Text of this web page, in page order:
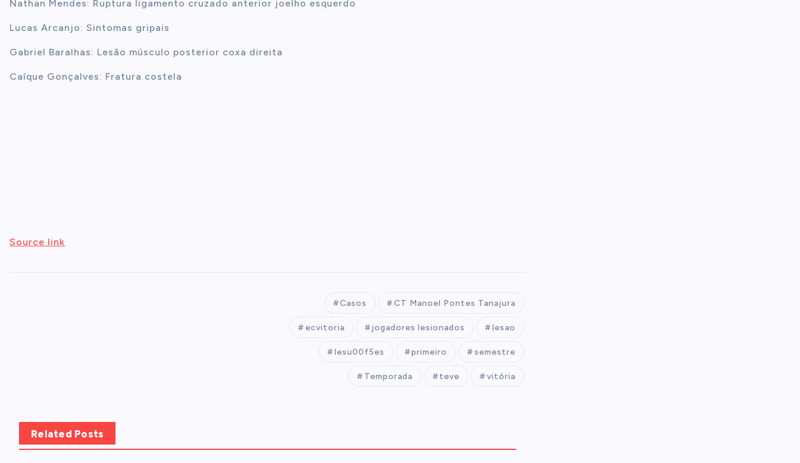
Nathan Mendes: Ruptura ligamento cruzado anterior joelho esquerdo
Lucas Arcanjo: Sintomas gripais
Gabriel Baralhas: Lesão músculo posterior coxa direita
Caíque Gonçalves: Fratura costela
Source link
Casos CT Manoel Pontes Tanajura
ecvitoria jogadores lesionados lesao
lesu00f5es primeiro semestre
Temporada teve vitória
Related Posts